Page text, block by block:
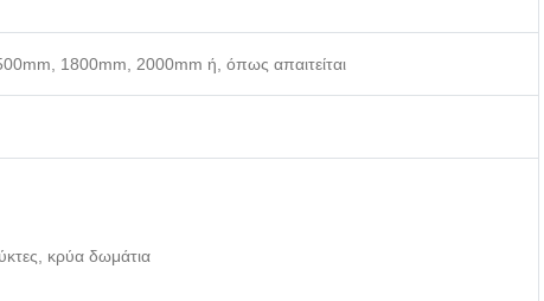
1800mm, 2000mm ή, όπως απαιτείται
κρύα δωμάτια